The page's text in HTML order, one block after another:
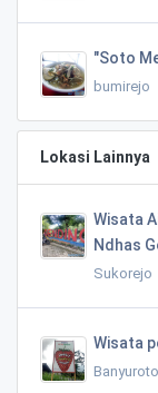
"Soto
bumirejo
Lokasi Lainnya
Wisata
Ndhas
Sukorejo
Wisata